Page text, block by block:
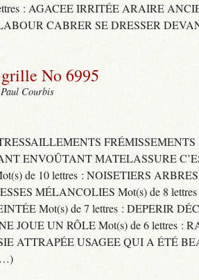
: AGACEE IRRITÉE ARAIRE
CABRER SE DRESSER
No 6995
Courbis
FRÉMISSEMENTS
ENVOÛTANT MATELASSURE
de 10 lettres : NOISETIERS
MÉLANCOLIES Mot(s) de 8
Mot(s) de 7 lettres : DEPERIR
JOUE UN RÔLE Mot(s) de 6 lettres :
ATTRAPÉE USAGEE QUI A ÉTÉ